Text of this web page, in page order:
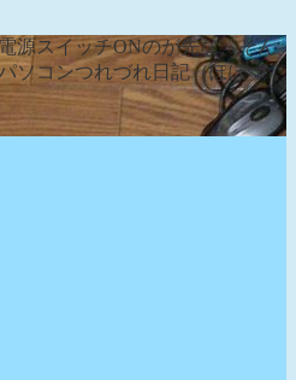
源スイッチONのが先な、そん
ソコンつれづれ日記（ぽぽづ